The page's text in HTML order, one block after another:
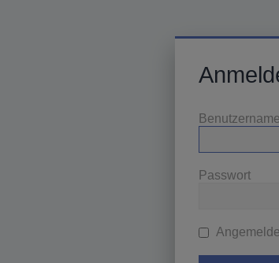
Benutzername
Passwort